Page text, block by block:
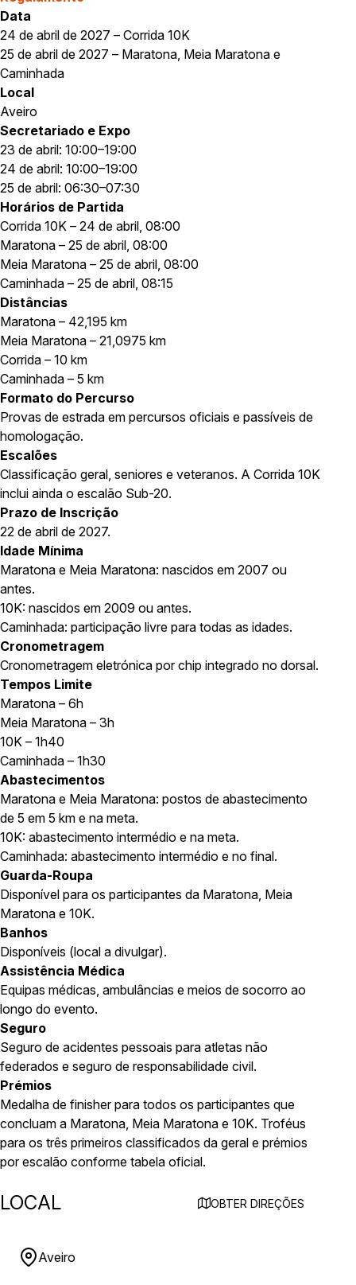
Data
24 de abril de 2027 – Corrida 10K
25 de abril de 2027 – Maratona, Meia Maratona e
Caminhada
Local
Aveiro
Secretariado e Expo
23 de abril: 10:00–19:00
24 de abril: 10:00–19:00
25 de abril: 06:30–07:30
Horários de Partida
Corrida 10K – 24 de abril, 08:00
Maratona – 25 de abril, 08:00
Meia Maratona – 25 de abril, 08:00
Caminhada – 25 de abril, 08:15
Distâncias
Maratona – 42,195 km
Meia Maratona – 21,0975 km
Corrida – 10 km
Caminhada – 5 km
Formato do Percurso
Provas de estrada em percursos oficiais e passíveis de
homologação.
Escalões
Classificação geral, seniores e veteranos. A Corrida 10K
inclui ainda o escalão Sub-20.
Prazo de Inscrição
22 de abril de 2027.
Idade Mínima
Maratona e Meia Maratona: nascidos em 2007 ou
antes.
10K: nascidos em 2009 ou antes.
Caminhada: participação livre para todas as idades.
Cronometragem
Cronometragem eletrónica por chip integrado no dorsal.
Tempos Limite
Maratona – 6h
Meia Maratona – 3h
10K – 1h40
Caminhada – 1h30
Abastecimentos
Maratona e Meia Maratona: postos de abastecimento
de 5 em 5 km e na meta.
10K: abastecimento intermédio e na meta.
Caminhada: abastecimento intermédio e no final.
Guarda-Roupa
Disponível para os participantes da Maratona, Meia
Maratona e 10K.
Banhos
Disponíveis (local a divulgar).
Assistência Médica
Equipas médicas, ambulâncias e meios de socorro ao
longo do evento.
Seguro
Seguro de acidentes pessoais para atletas não
federados e seguro de responsabilidade civil.
Prémios
Medalha de finisher para todos os participantes que
concluam a Maratona, Meia Maratona e 10K. Troféus
para os três primeiros classificados da geral e prémios
por escalão conforme tabela oficial.
LOCAL OBTER DIREÇÕES
Aveiro